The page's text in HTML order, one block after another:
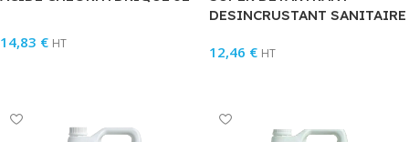
14,83 € HT
DESINCRUSTANT SANITAIRE
CURATIF
12,46 € HT